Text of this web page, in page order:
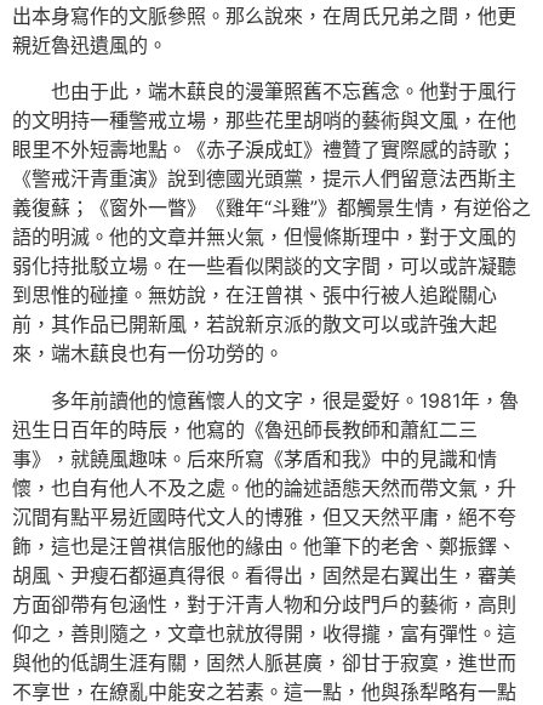
出本身寫作的文脈參照。那么說來，在周氏兄弟之間，他更
親近魯迅遺風的。
也由于此，端木蕻良的漫筆照舊不忘舊念。他對于風行
的文明持一種警戒立場，那些花里胡哨的藝術與文風，在他
眼里不外短壽地點。《赤子淚成虹》禮贊了實際感的詩歌；
《警戒汗青重演》說到德國光頭黨，提示人們留意法西斯主
義復蘇；《窗外一瞥》《雞年“斗雞”》都觸景生情，有逆俗之
語的明滅。他的文章并無火氣，但慢條斯理中，對于文風的
弱化持批駁立場。在一些看似閑談的文字間，可以或許凝聽
到思惟的碰撞。無妨說，在汪曾祺、張中行被人追蹤關心
前，其作品已開新風，若說新京派的散文可以或許強大起
來，端木蕻良也有一份功勞的。
多年前讀他的憶舊懷人的文字，很是愛好。1981年，魯
迅生日百年的時辰，他寫的《魯迅師長教師和蕭紅二三
事》，就饒風趣味。后來所寫《茅盾和我》中的見識和情
懷，也自有他人不及之處。他的論述語態天然而帶文氣，升
沉間有點平易近國時代文人的博雅，但又天然平庸，絕不夸
飾，這也是汪曾祺信服他的緣由。他筆下的老舍、鄭振鐸、
胡風、尹瘦石都逼真得很。看得出，固然是右翼出生，審美
方面卻帶有包涵性，對于汗青人物和分歧門戶的藝術，高則
仰之，善則隨之，文章也就放得開，收得攏，富有彈性。這
與他的低調生涯有關，固然人脈甚廣，卻甘于寂寞，進世而
不享世，在繚亂中能安之若素。這一點，他與孫犁略有一點